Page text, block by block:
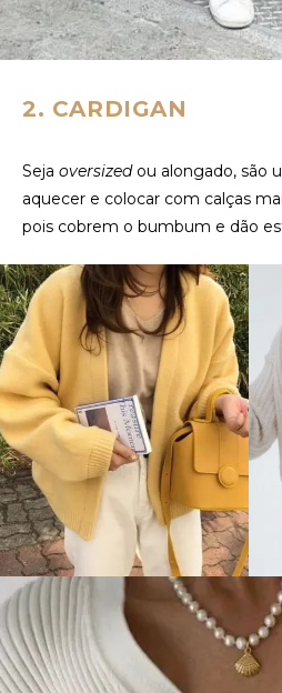
2. CARDIGAN
Seja oversizedou alongado, são
aquecer e colocar com calças
pois cobrem o bumbum e dão